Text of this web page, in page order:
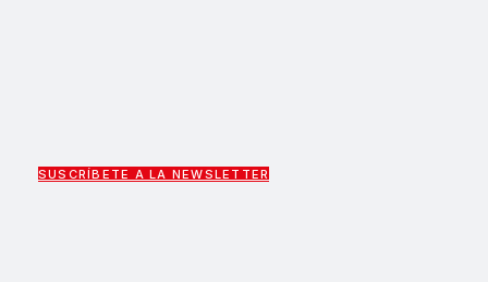
SUSCRÍBETE A LA NEWSLETTER